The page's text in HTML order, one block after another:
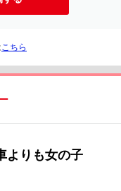
こちら
よりも女の子